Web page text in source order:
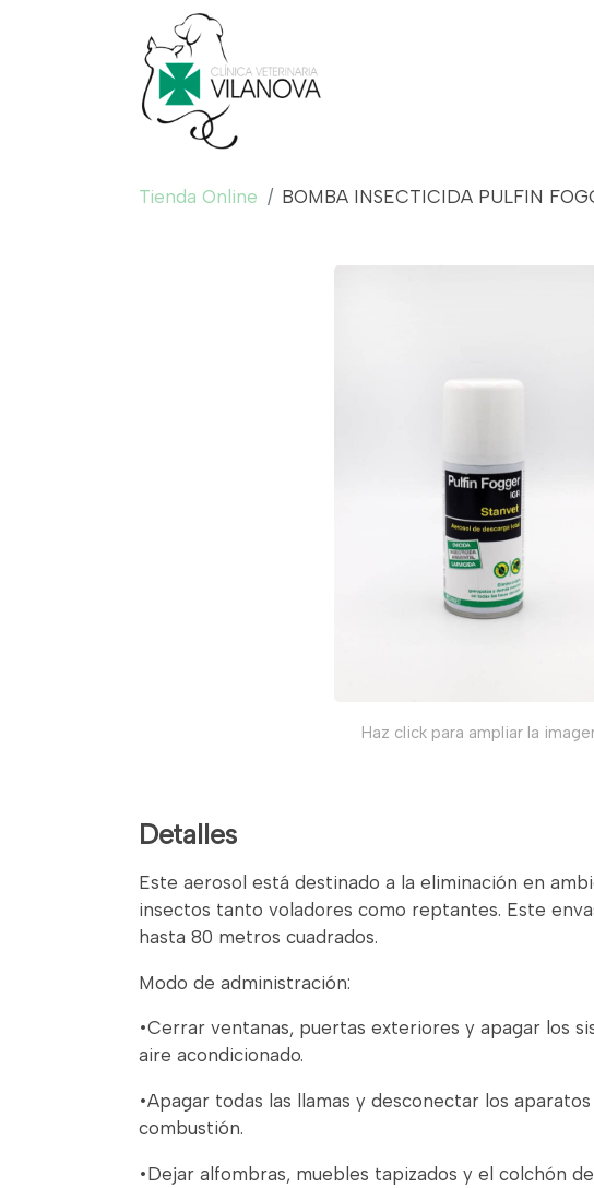
Tienda Online BOMBA INSECTICIDA PULFIN
Haz click para ampliar la
Detalles
Este aerosol está destinado a la eliminación en
insectos tanto voladores como reptantes. Este
hasta 80 metros cuadrados.
Modo de administración:
•Cerrar ventanas, puertas exteriores y apagar los
aire acondicionado.
•Apagar todas las llamas y desconectar los
combustión.
•Dejar alfombras, muebles tapizados y el colchón